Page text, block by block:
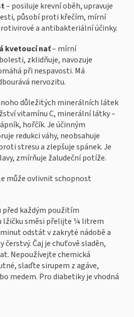
– posiluje krevní oběh, upravuje
působí proti křečím, mírní
a antibakteriální účinky.
kvetoucí nať– mírní
zklidňuje, navozuje
při nespavosti. Má
nervozitu.
důležitých minerálních látek
vitamínu C, minerální látky –
hořčík. Je účinným
redukci váhy, neobsahuje
stresu a zlepšuje spánek. Je
zmírňuje žaludeční potíže.
může ovlivnit schopnost
před každým použitím
lžičku směsi přelijte ¼ litrem
odstát v zakryté nádobě a
čerstvý. Čaj je chuťově sladěn,
Nepoužívejte chemická
slaďte sirupem z agáve,
medem. Pro diabetiky je vhodná